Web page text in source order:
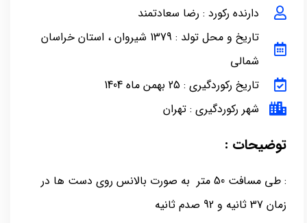
دارنده رکورد : رضا سعادتمند
تاریخ و محل تولد : 1379 شیروان ، استان خراسان
شمالی
تاریخ رکوردگیری : 25 بهمن ماه 1404
شهر رکوردگیری : تهران
توضیحات :
: طی مسافت 50 متر به صورت بالانس روی دست ها در
زمان 37 ثانیه و 92 صدم ثانیه